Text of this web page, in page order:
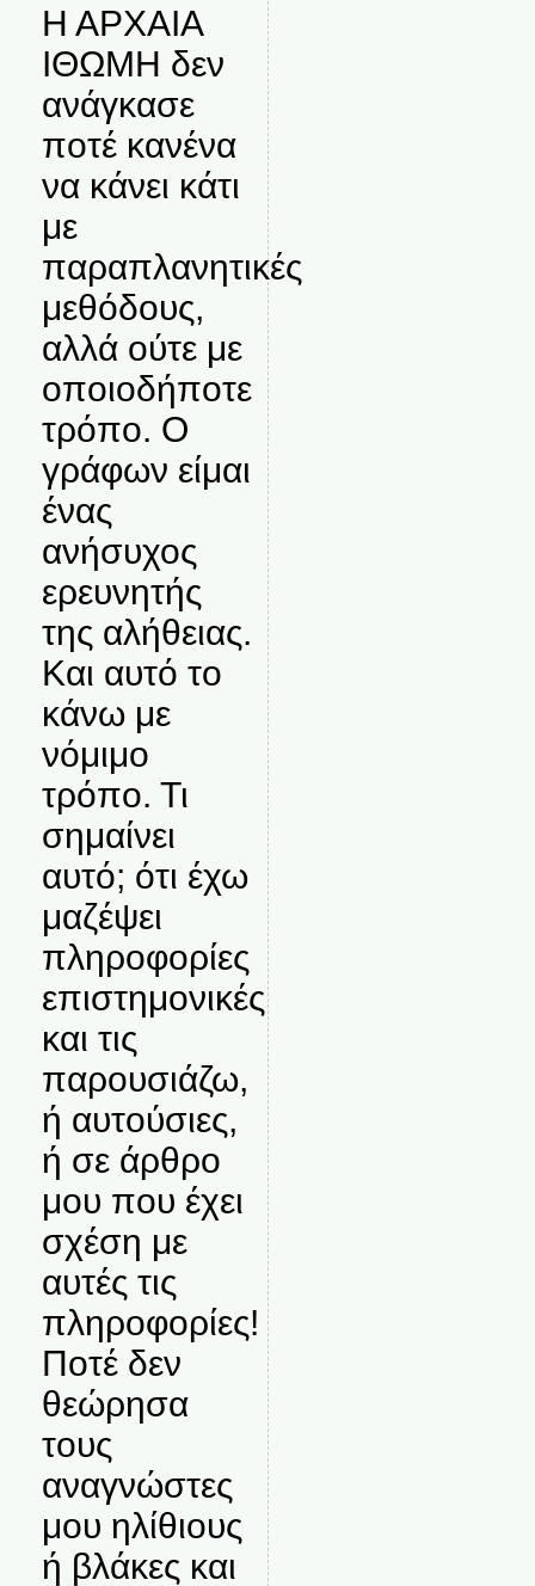
Η ΑΡΧΑΙΑ
ΙΘΩΜΗ δεν
ανάγκασε
ποτέ κανένα
να κάνει κάτι
με
παραπλανητικές
μεθόδους,
αλλά ούτε με
οποιοδήποτε
τρόπο. Ο
γράφων είμαι
ένας
ανήσυχος
ερευνητής
της αλήθειας.
Και αυτό το
κάνω με
νόμιμο
τρόπο. Τι
σημαίνει
αυτό; ότι έχω
μαζέψει
πληροφορίες
επιστημονικές
και τις
παρουσιάζω,
ή αυτούσιες,
ή σε άρθρο
μου που έχει
σχέση με
αυτές τις
πληροφορίες!
Ποτέ δεν
θεώρησα
τους
αναγνώστες
μου ηλίθιους
ή βλάκες και